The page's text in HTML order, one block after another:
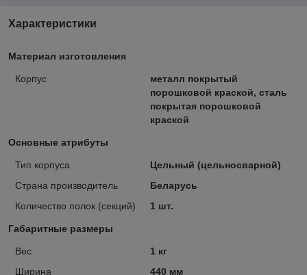
Характеристики
Материал изготовления
Корпус
металл покрытый
порошковой краской, сталь
покрытая порошковой
краской
Основные атрибуты
Тип корпуса
Цельный (цельносварной)
Страна производитель
Беларусь
Количество полок (секций)
1 шт.
Габаритные размеры
Вес
1 кг
Ширина
440 мм